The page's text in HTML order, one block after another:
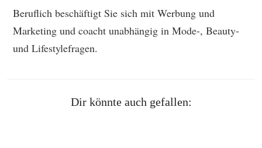
Beruflich beschäftigt Sie sich mit Werbung und
Marketing und coacht unabhängig in Mode-, Beauty-
und Lifestylefragen.
Dir könnte auch gefallen: